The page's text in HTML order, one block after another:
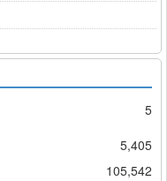
5
5,405
105,542